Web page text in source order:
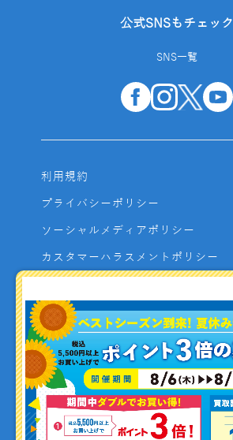
公式SNSもチェック
SNS一覧
利用規約
プライバシーポリシー
ソーシャルメディアポリシー
カスタマーハラスメントポリシー
よくあるご質問
お問い合わせ
利用者資金の保全方法